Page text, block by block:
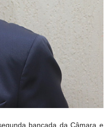
bancada da Câmara e